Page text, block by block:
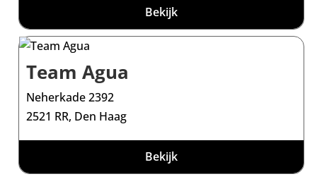
Bekijk
Team Agua
Neherkade 2392
2521 RR, Den Haag
Bekijk